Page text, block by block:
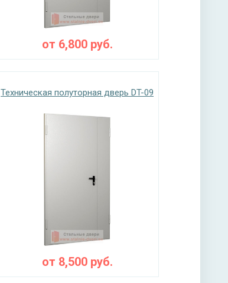
от 6,800руб.
Техническая полуторная дверь DT-09
от 8,500руб.